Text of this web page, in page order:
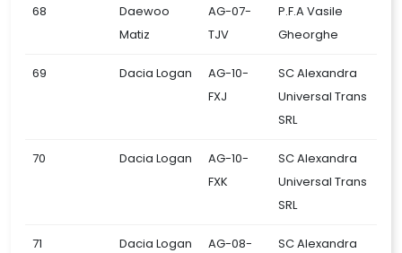
68
Daewoo
Matiz
AG-07-
TJV
P.F.A Vasile
Gheorghe
69 Dacia Logan
AG-10-
FXJ
SC Alexandra
Universal Trans
SRL
70 Dacia Logan
AG-10-
FXK
SC Alexandra
Universal Trans
SRL
71 Dacia Logan
AG-08-
SC Alexandra